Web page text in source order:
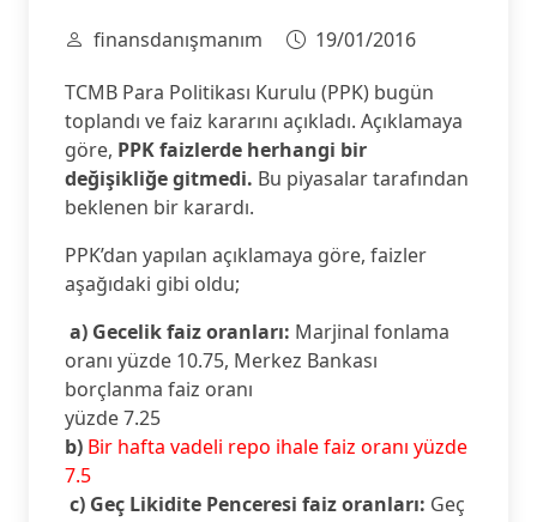
finansdanışmanım
19/01/2016
TCMB Para Politikası Kurulu (PPK) bugün
toplandı ve faiz kararını açıkladı. Açıklamaya
göre, PPK faizlerde herhangi bir
değişikliğe gitmedi. Bu piyasalar tarafından
beklenen bir karardı.
PPK’dan yapılan açıklamaya göre, faizler
aşağıdaki gibi oldu;
a) Gecelik faiz oranları: Marjinal fonlama
oranı yüzde 10.75, Merkez Bankası
borçlanma faiz oranı
yüzde 7.25
b) Bir hafta vadeli repo ihale faiz oranı yüzde
7.5
c) Geç Likidite Penceresi faiz oranları: Geç